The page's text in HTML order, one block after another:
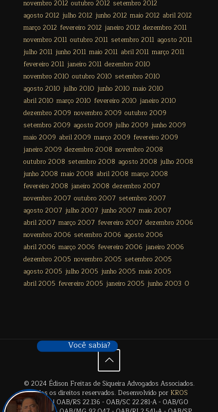
novembro 2012 outubro 2012 setembro 2012
agosto 2012 julho 2012 junho 2012 maio 2012 abril 2012
março 2012 fevereiro 2012 janeiro 2012 dezembro 2011
novembro 2011 outubro 2011 setembro 2011 agosto 2011
julho 2011 junho 2011 maio 2011 abril 2011 março 2011
fevereiro 2011 janeiro 2011 dezembro 2010
novembro 2010 outubro 2010 setembro 2010
agosto 2010 julho 2010 junho 2010 maio 2010
abril 2010 março 2010 fevereiro 2010 janeiro 2010
dezembro 2009 novembro 2009 outubro 2009
setembro 2009 agosto 2009 julho 2009 junho 2009
maio 2009 abril 2009 março 2009 fevereiro 2009
janeiro 2009 dezembro 2008 novembro 2008
outubro 2008 setembro 2008 agosto 2008 julho 2008
junho 2008 maio 2008 abril 2008 março 2008
fevereiro 2008 janeiro 2008 dezembro 2007
novembro 2007 outubro 2007 setembro 2007
agosto 2007 julho 2007 junho 2007 maio 2007
abril 2007 março 2007 fevereiro 2007 dezembro 2006
novembro 2006 setembro 2006 agosto 2006
abril 2006 março 2006 fevereiro 2006 janeiro 2006
dezembro 2005 novembro 2005 setembro 2005
agosto 2005 julho 2005 junho 2005 maio 2005
abril 2005 fevereiro 2005 janeiro 2005 junho 2003 0
© 2024 Édison Freitas de Siqueira Advogados Associados.
Todos os direitos reservados. Desenvolvido por KROS
Digital. | OAB/RS 22.136 - OAB/SC 22.281-A - OAB/GO
Você sabia?